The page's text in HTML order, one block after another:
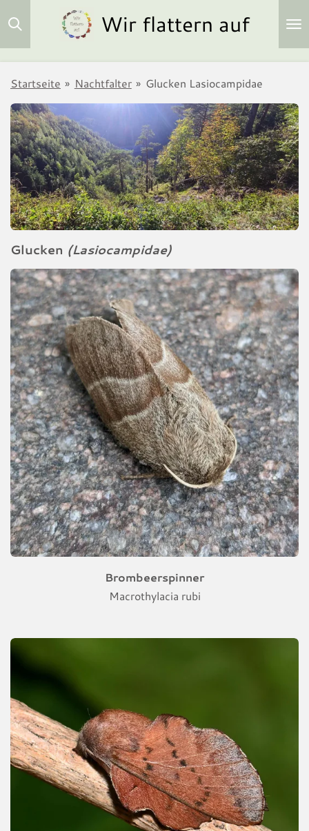
Zum
Hauptinhalt
Wir flattern auf
Startseite » Nachtfalter » Glucken Lasiocampidae
Glucken (Lasiocampidae)
Brombeerspinner
Macrothylacia rubi